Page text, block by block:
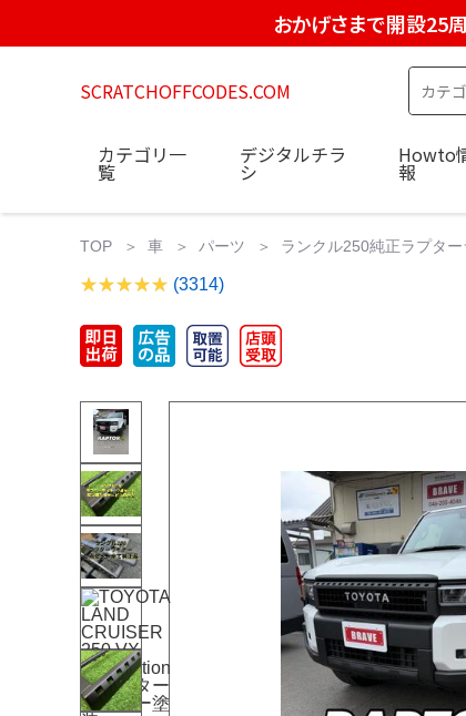
おかげさまで開設25
SCRATCHOFFCODES.COM
カテゴリ一
覧
デジタルチラ
シ
Howto
報
TOP 車 パーツ ランクル250純正ラプタ
(3314)